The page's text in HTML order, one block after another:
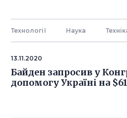
Технології Наука
13.11.2020
Байден запросив у
допомогу Україні на